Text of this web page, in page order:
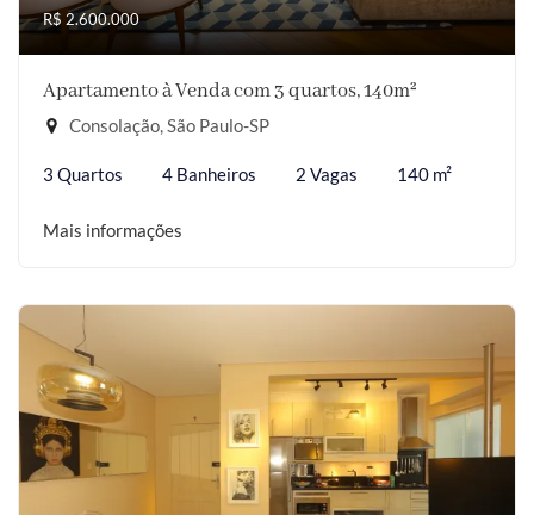
R$ 2.600.000
Apartamento à Venda com 3 quartos, 140m²
Consolação, São Paulo-SP
3 Quartos 4 Banheiros 2 Vagas 140 m²
Mais informações